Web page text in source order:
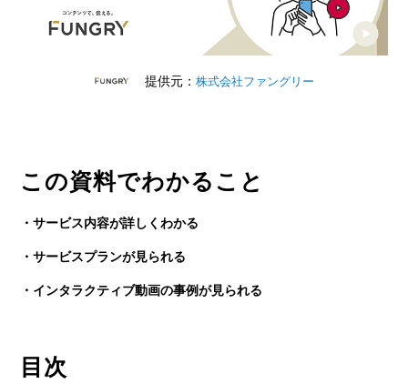
提供元：株式会社ファングリー
この資料でわかること
・サービス内容が詳しくわかる
・サービスプランが見られる
・インタラクティブ動画の事例が見られる
目次